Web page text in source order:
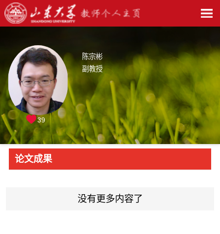
陈宗彬
副教授
39
论文成果
没有更多内容了